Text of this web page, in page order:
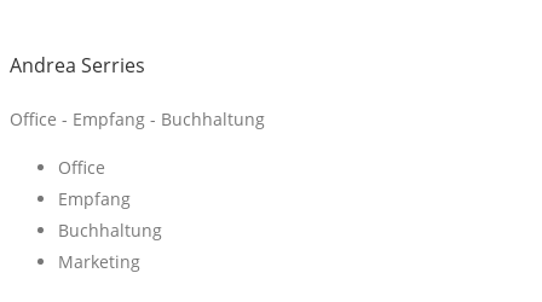
Andrea Serries
Office - Empfang - Buchhaltung
Office
Empfang
Buchhaltung
Marketing